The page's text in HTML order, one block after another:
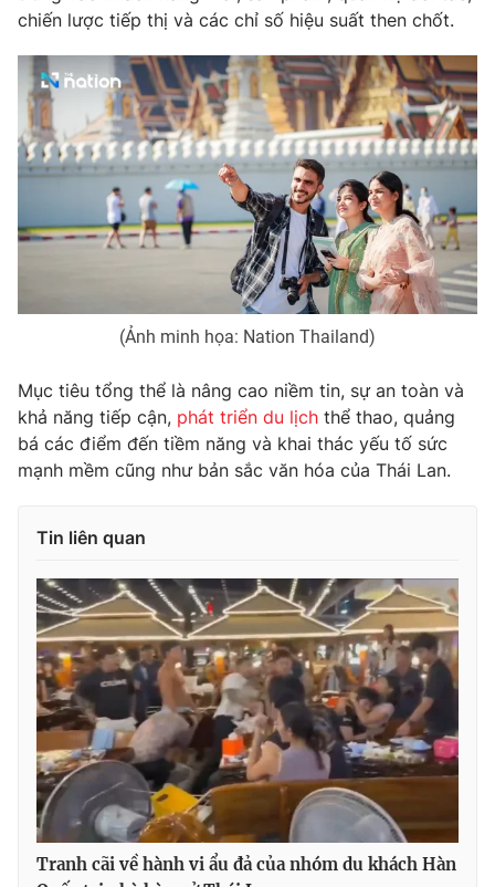
Khán giả
Giải sao mai
Âm nhạc
Sao
Du lịch
Làm đẹp
Chất lượng cuộc sống
Tuyển sinh
Học trực tuyến
Công nghệ
Hitech Công nghệ tương lai
Thị trường
Giao lưu trực tuyến
Lịch phát sóng
Chuyên mục khác
Photo Infographic
VTV Money
VTV Sức khoẻ Bất động sản
Thị trường 24h Tấm lòng Việt
VTV4 Vươn mình bằng AI
VTV9 VTV8
Liên hệ tòa soạn English
chiến lược tiếp thị và các chỉ số hiệu suất then chốt.
(Ảnh minh họa: Nation Thailand)
Mục tiêu tổng thể là nâng cao niềm tin, sự an toàn và
khả năng tiếp cận, phát triển du lịch thể thao, quảng
bá các điểm đến tiềm năng và khai thác yếu tố sức
mạnh mềm cũng như bản sắc văn hóa của Thái Lan.
Tin liên quan
Tranh cãi về hành vi ẩu đả của nhóm du khách Hàn